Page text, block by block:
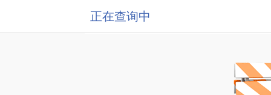
正在查询中